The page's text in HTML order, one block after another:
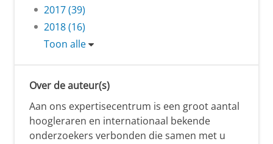
2017 (39)
2018 (16)
Toon alle
Over de auteur(s)
Aan ons expertisecentrum is een groot aantal
hoogleraren en internationaal bekende
onderzoekers verbonden die samen met u